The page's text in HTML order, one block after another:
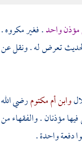
مؤذن واحد. فغير مكروه .
تعرض له . ونقل عن
وابن أم مكتومرضي الله
مؤذنان . والفقهاء من
دفعة واحدة .